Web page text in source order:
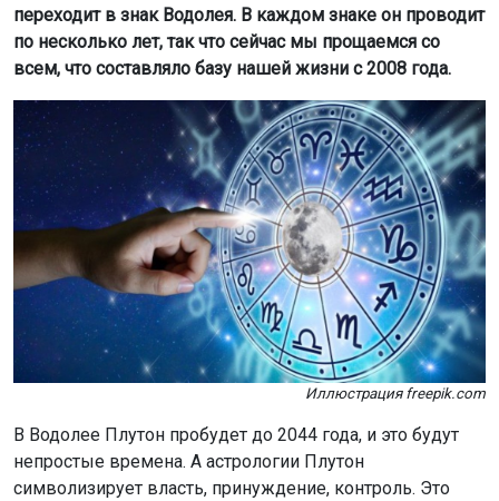
переходит в знак Водолея. В каждом знаке он проводит
по несколько лет, так что сейчас мы прощаемся со
всем, что составляло базу нашей жизни с 2008 года.
Иллюстрация freepik.com
В Водолее Плутон пробудет до 2044 года, и это будут
непростые времена. А астрологии Плутон
символизирует власть, принуждение, контроль. Это